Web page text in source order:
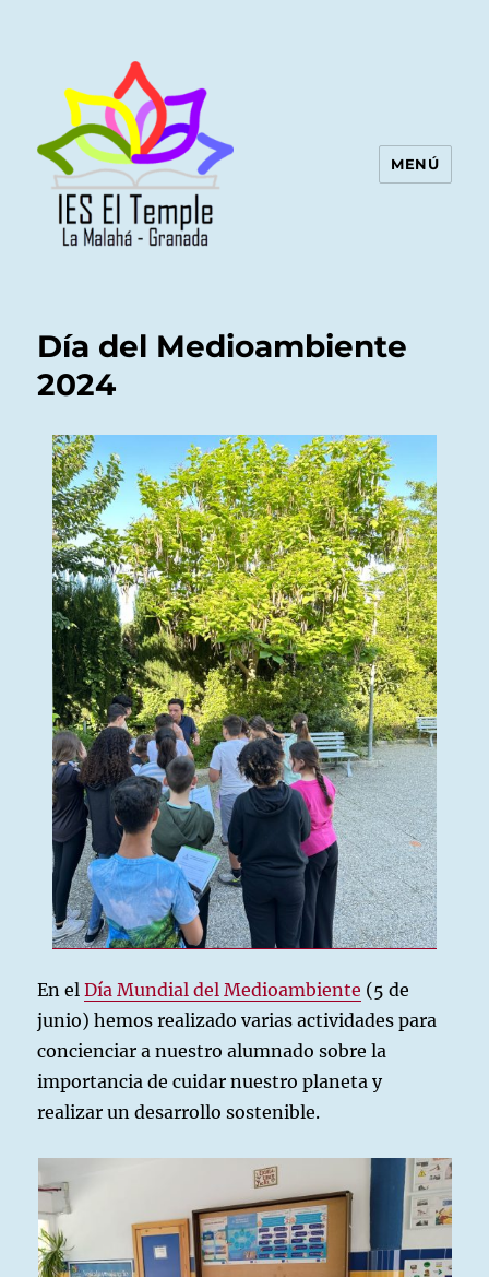
MENÚ
Día del Medioambiente
2024
En elDía Mundial del Medioambiente (5 de
junio) hemos realizado varias actividades para
concienciar a nuestro alumnado sobre la
importancia de cuidar nuestro planeta y
realizar un desarrollo sostenible.